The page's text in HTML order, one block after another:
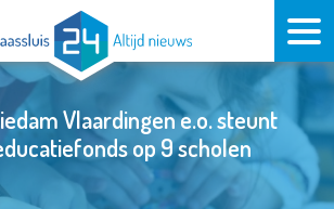
Vlaardingen e.o. steunt
op 9 scholen